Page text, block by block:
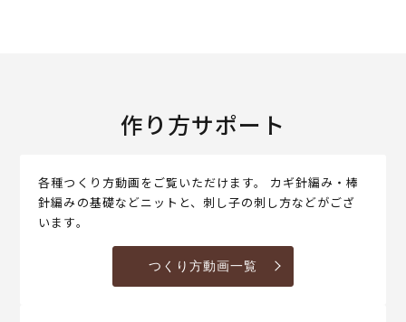
作り方サポート
各種つくり方動画をご覧いただけます。 カギ針編み・棒
針編みの基礎などニットと、刺し子の刺し方などがござ
います。
つくり方動画一覧